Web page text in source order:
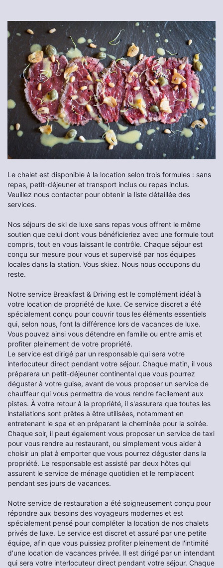
Le chalet est disponible à la location selon trois formules : sans
repas, petit-déjeuner et transport inclus ou repas inclus.
Veuillez nous contacter pour obtenir la liste détaillée des
services.
Nos séjours de ski de luxe sans repas vous offrent le même
soutien que celui dont vous bénéficieriez avec une formule tout
compris, tout en vous laissant le contrôle. Chaque séjour est
conçu sur mesure pour vous et supervisé par nos équipes
locales dans la station. Vous skiez. Nous nous occupons du
reste.
Notre service Breakfast & Driving est le complément idéal à
votre location de propriété de luxe. Ce service discret a été
spécialement conçu pour couvrir tous les éléments essentiels
qui, selon nous, font la différence lors de vacances de luxe.
Vous pouvez ainsi vous détendre en famille ou entre amis et
profiter pleinement de votre propriété.
Le service est dirigé par un responsable qui sera votre
interlocuteur direct pendant votre séjour. Chaque matin, il vous
préparera un petit-déjeuner continental que vous pourrez
déguster à votre guise, avant de vous proposer un service de
chauffeur qui vous permettra de vous rendre facilement aux
pistes. À votre retour à la propriété, il s'assurera que toutes les
installations sont prêtes à être utilisées, notamment en
entretenant le spa et en préparant la cheminée pour la soirée.
Chaque soir, il peut également vous proposer un service de taxi
pour vous rendre au restaurant, ou simplement vous aider à
choisir un plat à emporter que vous pourrez déguster dans la
propriété. Le responsable est assisté par deux hôtes qui
assurent le service de ménage quotidien et le remplacent
pendant ses jours de vacances.
Notre service de restauration a été soigneusement conçu pour
répondre aux besoins des voyageurs modernes et est
spécialement pensé pour compléter la location de nos chalets
privés de luxe. Le service est discret et assuré par une petite
équipe, afin que vous puissiez profiter pleinement de l'intimité
d'une location de vacances privée. Il est dirigé par un intendant
qui sera votre interlocuteur direct pendant votre séjour. Chaque